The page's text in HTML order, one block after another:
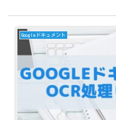
Googleドキュメント